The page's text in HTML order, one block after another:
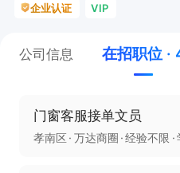
企业认证 VIP
公司信息 在招职位 ·
门窗客服接单文员
孝南区 万达商圈 经验不限